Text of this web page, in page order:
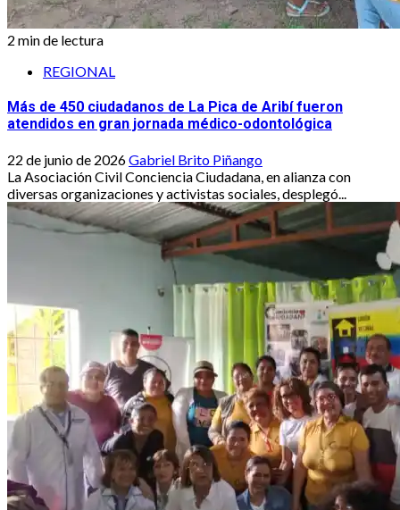
2 min de lectura
REGIONAL
Más de 450 ciudadanos de La Pica de Aribí fueron
atendidos en gran jornada médico-odontológica
22 de junio de 2026Gabriel Brito Piñango
La Asociación Civil Conciencia Ciudadana, en alianza con
diversas organizaciones y activistas sociales, desplegó...